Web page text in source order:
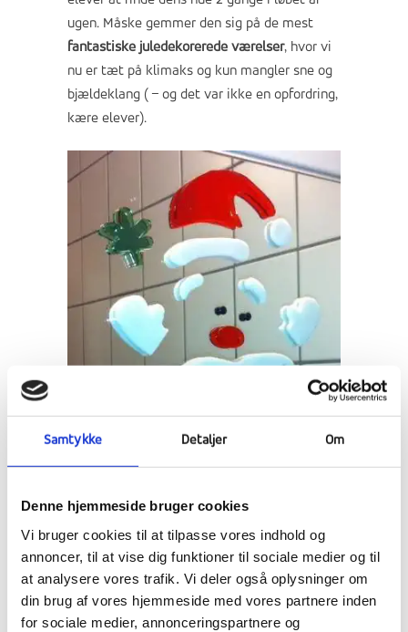
Samtykke Detaljer Om
Denne hjemmeside bruger cookies
Vi bruger cookies til at tilpasse vores indhold og
annoncer, til at vise dig funktioner til sociale medier og til
at analysere vores trafik. Vi deler også oplysninger om
din brug af vores hjemmeside med vores partnere inden
for sociale medier, annonceringspartnere og
ugen. Måske gemmer den sig på de mest
fantastiske juledekorerede værelser, hvor vi
nu er tæt på klimaks og kun mangler sne og
bjældeklang ( – og det var ikke en opfordring,
kære elever).